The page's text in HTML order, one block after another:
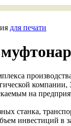
для печати
на
станка,
инвестиций в